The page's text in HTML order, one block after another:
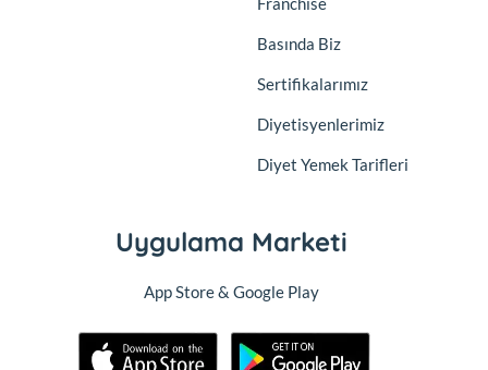
Basında Biz
Sertifikalarımız
Diyetisyenlerimiz
Diyet Yemek Tarifleri
Uygulama Marketi
App Store & Google Play